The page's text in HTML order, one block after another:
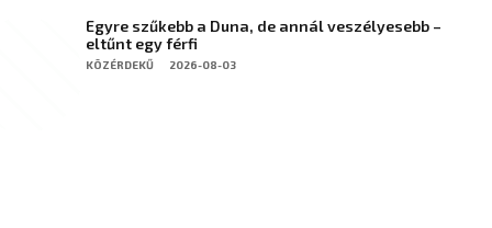
Egyre szűkebb a Duna, de annál veszélyesebb –
eltűnt egy férfi
KÖZÉRDEKŰ 2026-08-03